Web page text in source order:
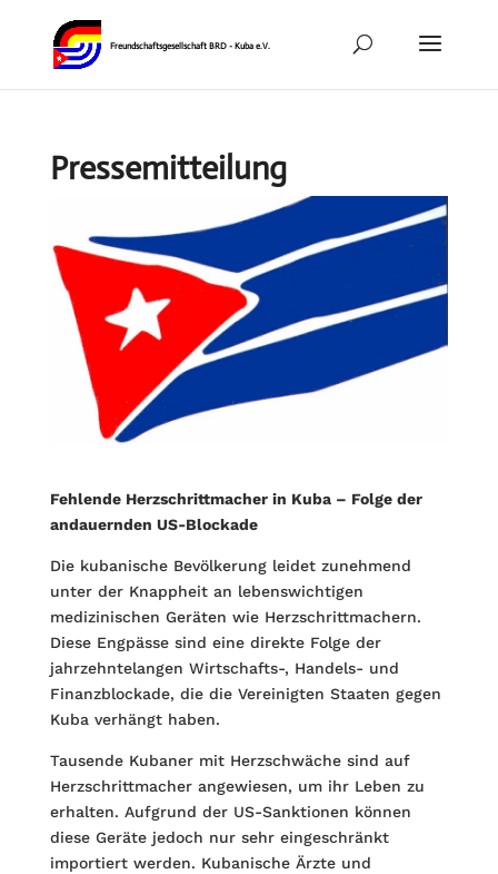
Pressemitteilung
Fehlende Herzschrittmacher in Kuba – Folge der
andauernden US-Blockade
Die kubanische Bevölkerung leidet zunehmend
unter der Knappheit an lebenswichtigen
medizinischen Geräten wie Herzschrittmachern.
Diese Engpässe sind eine direkte Folge der
jahrzehntelangen Wirtschafts-, Handels- und
Finanzblockade, die die Vereinigten Staaten gegen
Kuba verhängt haben.
Tausende Kubaner mit Herzschwäche sind auf
Herzschrittmacher angewiesen, um ihr Leben zu
erhalten. Aufgrund der US-Sanktionen können
diese Geräte jedoch nur sehr eingeschränkt
importiert werden. Kubanische Ärzte und